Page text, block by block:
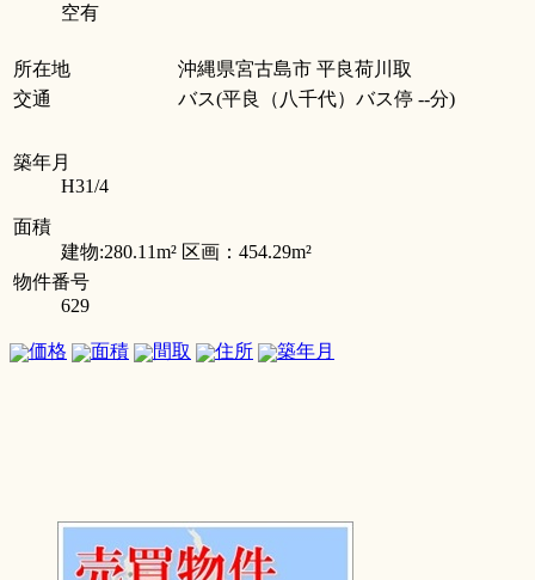
空有
所在地
沖縄県宮古島市 平良荷川取
交通
バス(平良（八千代）バス停 --分)
築年月
H31/4
面積
建物:280.11m² 区画：454.29m²
物件番号
629
価格 面積 間取 住所 築年月